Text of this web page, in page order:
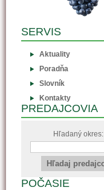
SERVIS
Aktuality
Poradňa
Slovník
Kontakty
PREDAJCOVIA
Hľadaný okres:
POČASIE